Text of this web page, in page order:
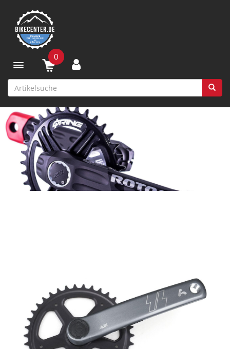
Toggle navigation
0